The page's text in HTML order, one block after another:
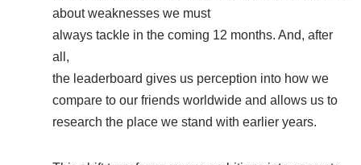
about weaknesses we must
always tackle in the coming 12 months. And, after
all,
the leaderboard gives us perception into how we
compare to our friends worldwide and allows us to
research the place we stand with earlier years.